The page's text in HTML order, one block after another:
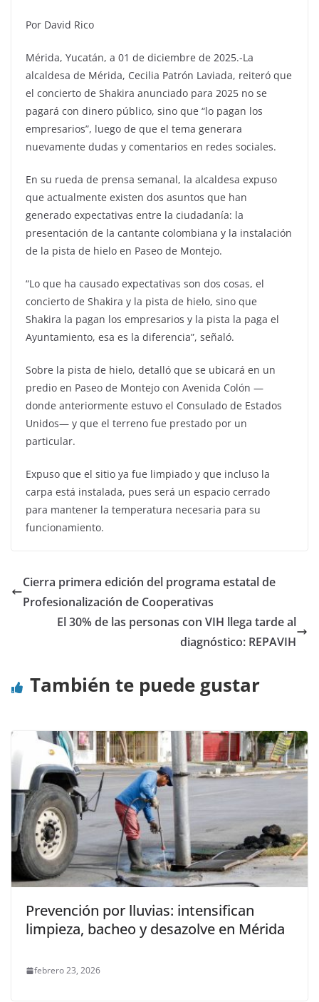
Por David Rico
Mérida, Yucatán, a 01 de diciembre de 2025.-La
alcaldesa de Mérida, Cecilia Patrón Laviada, reiteró que
el concierto de Shakira anunciado para 2025 no se
pagará con dinero público, sino que “lo pagan los
empresarios”, luego de que el tema generara
nuevamente dudas y comentarios en redes sociales.
En su rueda de prensa semanal, la alcaldesa expuso
que actualmente existen dos asuntos que han
generado expectativas entre la ciudadanía: la
presentación de la cantante colombiana y la instalación
de la pista de hielo en Paseo de Montejo.
“Lo que ha causado expectativas son dos cosas, el
concierto de Shakira y la pista de hielo, sino que
Shakira la pagan los empresarios y la pista la paga el
Ayuntamiento, esa es la diferencia”, señaló.
Sobre la pista de hielo, detalló que se ubicará en un
predio en Paseo de Montejo con Avenida Colón —
donde anteriormente estuvo el Consulado de Estados
Unidos— y que el terreno fue prestado por un
particular.
Expuso que el sitio ya fue limpiado y que incluso la
carpa está instalada, pues será un espacio cerrado
para mantener la temperatura necesaria para su
funcionamiento.
Cierra primera edición del programa estatal de
Profesionalización de Cooperativas
El 30% de las personas con VIH llega tarde al
diagnóstico: REPAVIH
También te puede gustar
Prevención por lluvias: intensifican
limpieza, bacheo y desazolve en Mérida
febrero 23, 2026